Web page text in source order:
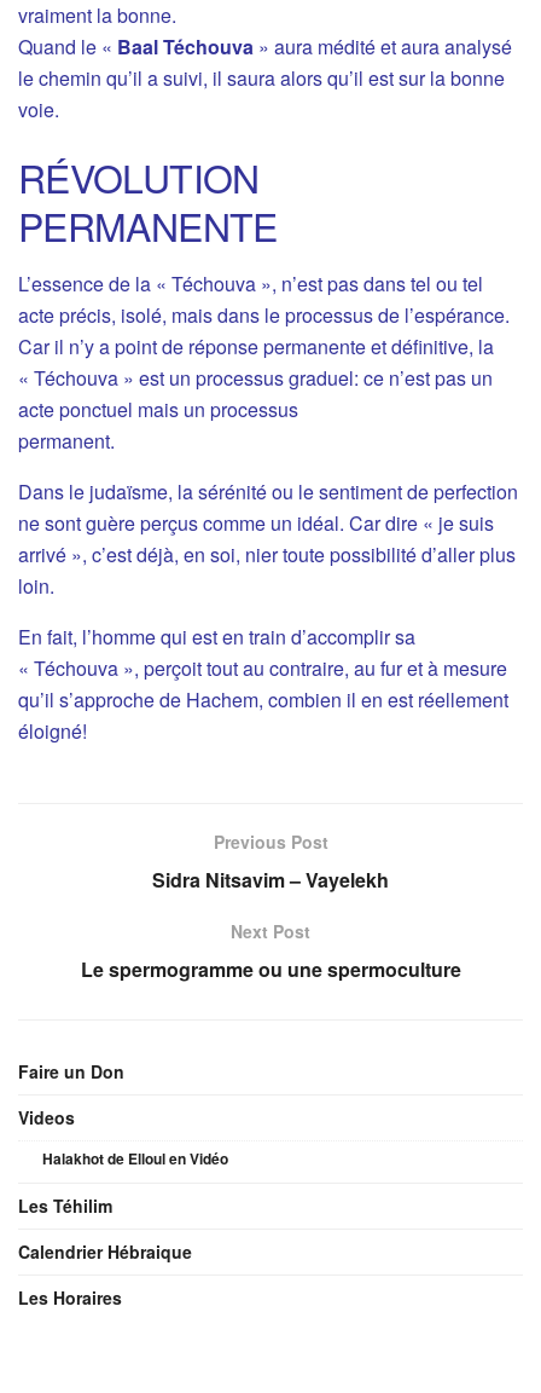
vraiment la bonne.
Quand le « Baal Téchouva » aura médité et aura analysé
le chemin qu’il a suivi, il saura alors qu’il est sur la bonne
voie.
RÉVOLUTION
PERMANENTE
L’essence de la « Téchouva », n’est pas dans tel ou tel
acte précis, isolé, mais dans le processus de l’espérance.
Car il n’y a point de réponse permanente et définitive, la
« Téchouva » est un processus graduel: ce n’est pas un
acte ponctuel mais un processus
permanent.
Dans le judaïsme, la sérénité ou le sentiment de perfection
ne sont guère perçus comme un idéal. Car dire « je suis
arrivé », c’est déjà, en soi, nier toute possibilité d’aller plus
loin.
En fait, l’homme qui est en train d’accomplir sa
« Téchouva », perçoit tout au contraire, au fur et à mesure
qu’il s’approche de Hachem, combien il en est réellement
éloigné!
Previous Post
Sidra Nitsavim – Vayelekh
Next Post
Le spermogramme ou une spermoculture
Faire un Don
Videos
Halakhot de Elloul en Vidéo
Les Téhilim
Calendrier Hébraique
Les Horaires